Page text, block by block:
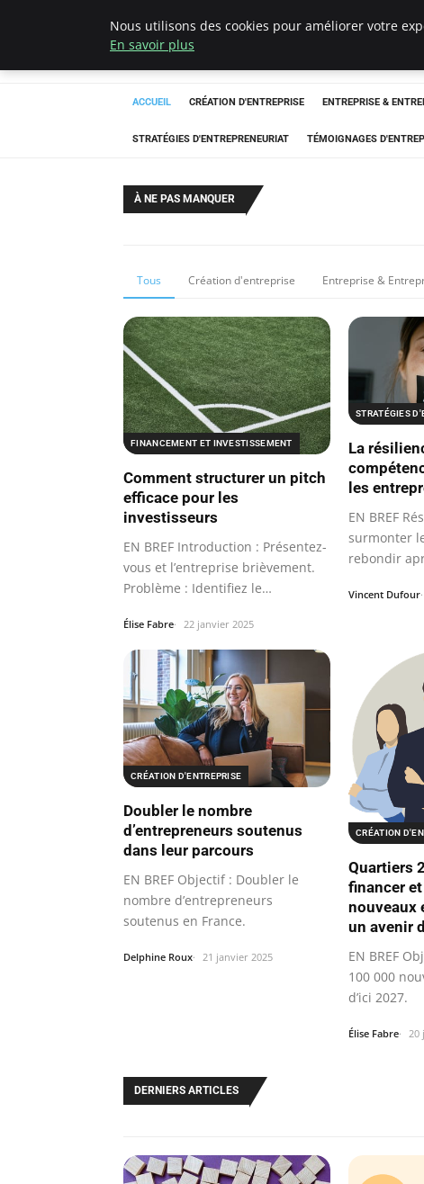
LECFCM
ACCUEIL CRÉATION D'ENTREPRISE ENTREPRISE &
STRATÉGIES D'ENTREPRENEURIAT TÉMOIGNAGES
À NE PAS MANQUER
Tous Création d'entreprise Entreprise &
FINANCEMENT ET INVESTISSEMENT
Comment structurer un pitch
efficace pour les
investisseurs
EN BREF Introduction : Présentez-
vous et l’entreprise brièvement.
Problème : Identifiez le
Élise Fabre 22 janvier 2025
STRATÉGIES
La
les
EN BREF
surmonter
rebondir
Vincent Dufour
CRÉATION D'ENTREPRISE
Doubler le nombre
d’entrepreneurs soutenus
dans leur parcours
EN BREF Objectif : Doubler le
nombre d’entrepreneurs
soutenus en France.
Delphine Roux 21 janvier 2025
CRÉATION
Quartiers
financer
nouveaux
un avenir
EN BREF
100 000
d’ici 2027.
Élise Fabre 20
DERNIERS ARTICLES
Nous utilisons des cookies pour améliorer votre
En savoir plus